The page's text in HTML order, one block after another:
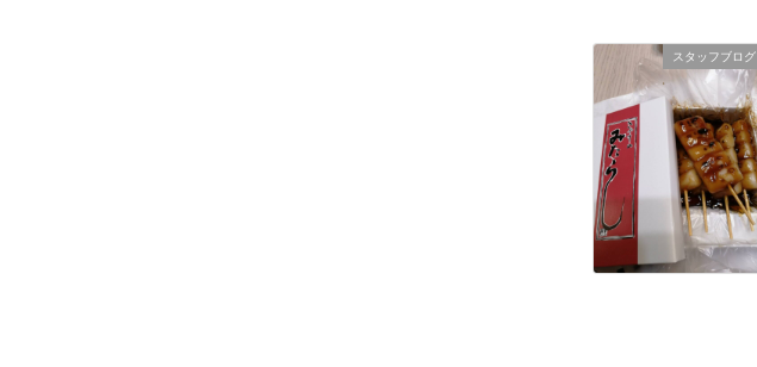
スタッフブログ